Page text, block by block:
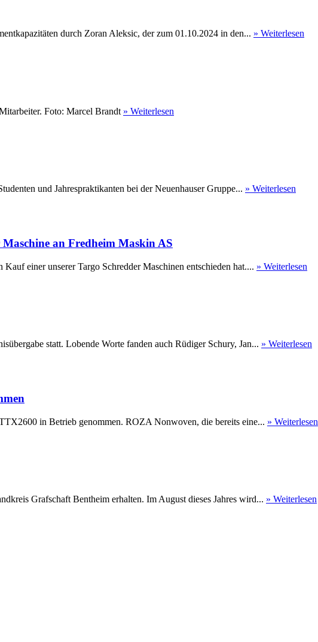
durch Zoran Aleksic, der zum 01.10.2024 in den... » Weiterlesen
Foto: Marcel Brandt » Weiterlesen
und Jahrespraktikanten bei der Neuenhauser Gruppe... » Weiterlesen
an Fredheim Maskin AS
einer unserer Targo Schredder Maschinen entschieden hat.... » Weiterlesen
statt. Lobende Worte fanden auch Rüdiger Schury, Jan... » Weiterlesen
in Betrieb genommen. ROZA Nonwoven, die bereits eine... » Weiterlesen
Grafschaft Bentheim erhalten. Im August dieses Jahres wird... » Weiterlesen